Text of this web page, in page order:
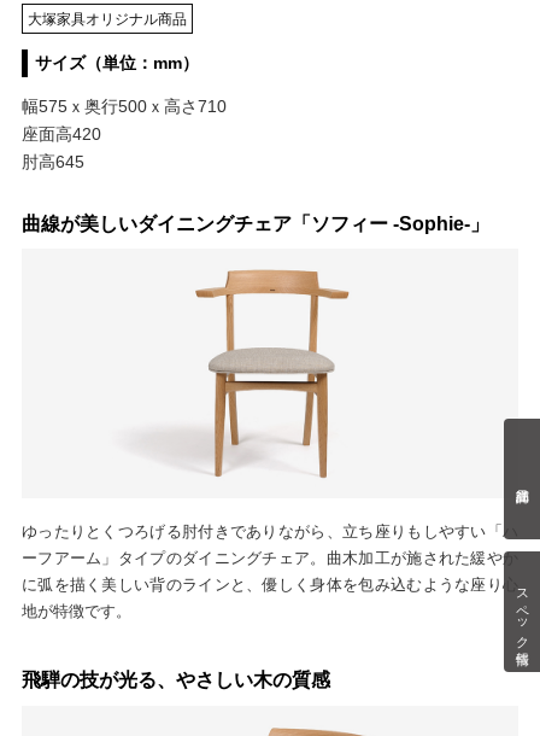
スペック情報
大塚家具オリジナル商品
サイズ（単位：mm）
幅575ｘ奥行500ｘ高さ710
座面高420
肘高645
曲線が美しいダイニングチェア「ソフィー -Sophie-」
ゆったりとくつろげる肘付きでありながら、立ち座りもしやすい「ハ
ーフアーム」タイプのダイニングチェア。曲木加工が施された緩やか
に弧を描く美しい背のラインと、優しく身体を包み込むような座り心
地が特徴です。
飛騨の技が光る、やさしい木の質感